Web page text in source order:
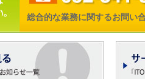
総合的な業務に関するお問い